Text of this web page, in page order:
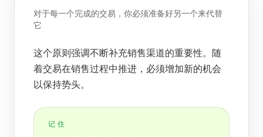
对于每一个完成的交易，你必须准备好另一个来代替
它
这个原则强调不断补充销售渠道的重要性。随
着交易在销售过程中推进，必须增加新的机会
以保持势头。
记住